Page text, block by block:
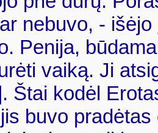
nebuvo, -
Penija,
vaiką. Ji
Štai kodėl
buvo